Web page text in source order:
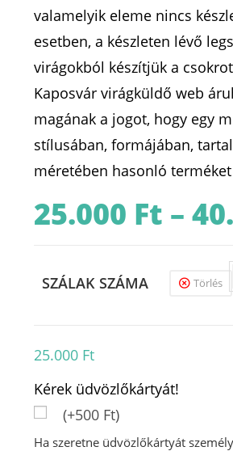
valamelyik eleme nincs
esetben, a készleten lévő
virágokból készítjük a
Kaposvár virágküldő web
magának a jogot, hogy egy
stílusában, formájában,
méretében hasonló
25.000 Ft –
SZÁLAK SZÁMA Törlés
25.000 Ft
Kérek üdvözlőkártyát!
(+500 Ft)
Ha szeretne üdvözlőkártyát